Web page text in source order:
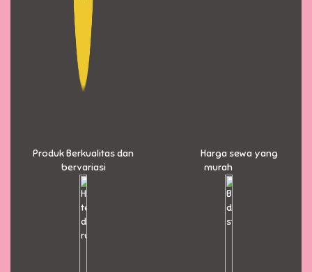
Produk Berkualitas dan
bervariasi
Harga sewa yang
murah